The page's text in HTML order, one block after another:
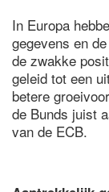
In Europa
gegevens en
de zwakke
geleid tot een
betere
de Bunds juist
van de ECB.